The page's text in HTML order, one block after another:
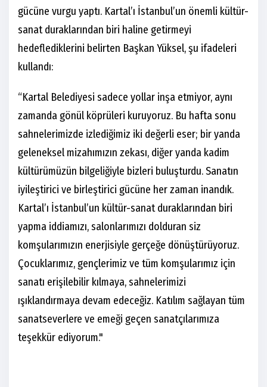
gücüne vurgu yaptı. Kartal’ı İstanbul’un önemli kültür-
sanat duraklarından biri haline getirmeyi
hedeflediklerini belirten Başkan Yüksel, şu ifadeleri
kullandı:
“Kartal Belediyesi sadece yollar inşa etmiyor, aynı
zamanda gönül köprüleri kuruyoruz. Bu hafta sonu
sahnelerimizde izlediğimiz iki değerli eser; bir yanda
geleneksel mizahımızın zekası, diğer yanda kadim
kültürümüzün bilgeliğiyle bizleri buluşturdu. Sanatın
iyileştirici ve birleştirici gücüne her zaman inandık.
Kartal’ı İstanbul’un kültür-sanat duraklarından biri
yapma iddiamızı, salonlarımızı dolduran siz
komşularımızın enerjisiyle gerçeğe dönüştürüyoruz.
Çocuklarımız, gençlerimiz ve tüm komşularımız için
sanatı erişilebilir kılmaya, sahnelerimizi
ışıklandırmaya devam edeceğiz. Katılım sağlayan tüm
sanatseverlere ve emeği geçen sanatçılarımıza
teşekkür ediyorum."